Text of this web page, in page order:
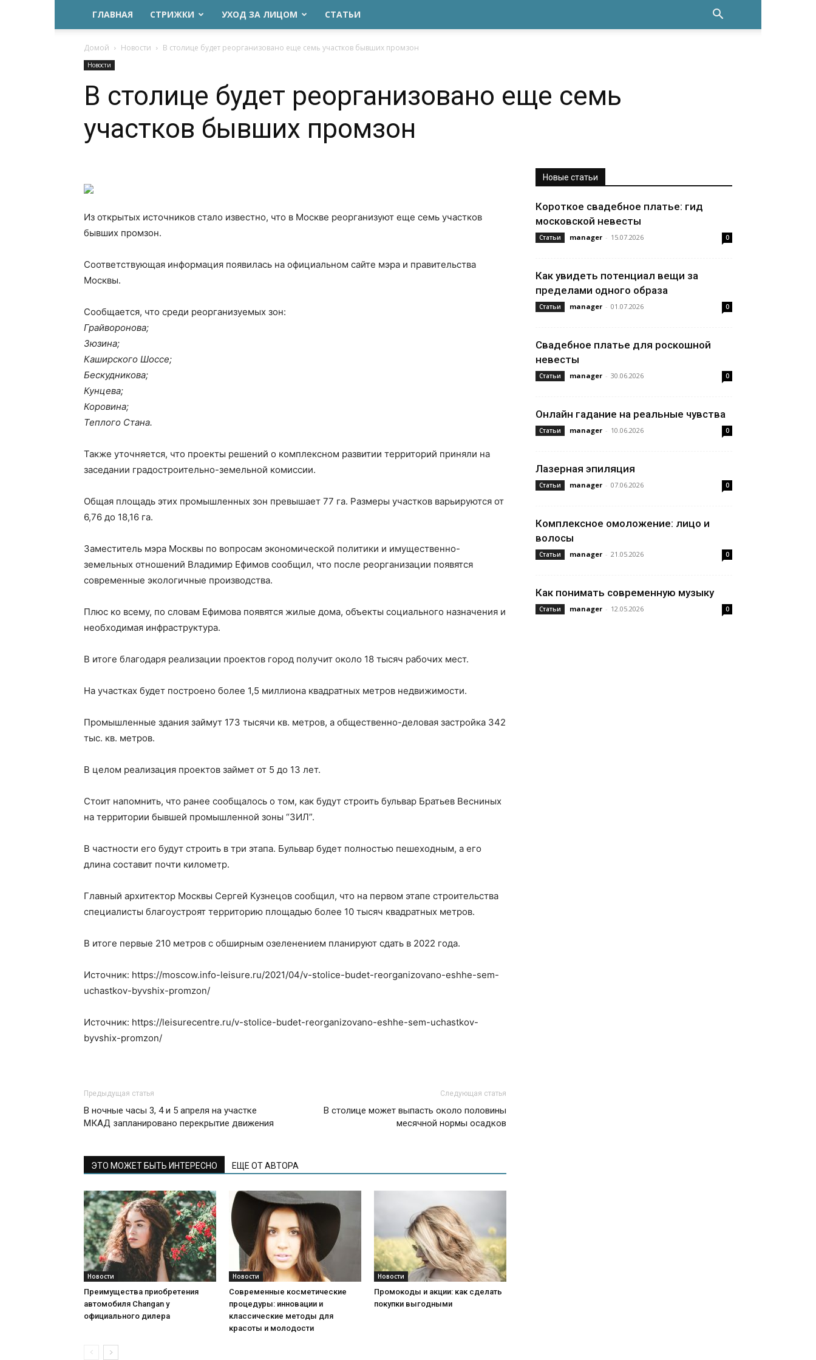
ГЛАВНАЯ СТРИЖКИ УХОД ЗА ЛИЦОМ СТАТЬИ
Домой Новости В столице будет реорганизовано еще семь участков бывших промзон
Новости
В столице будет реорганизовано еще семь
участков бывших промзон
Из открытых источников стало известно, что в Москве реорганизуют еще семь участков
бывших промзон.
Соответствующая информация появилась на официальном сайте мэра и правительства
Москвы.
Сообщается, что среди реорганизуемых зон:
Грайворонова;
Зюзина;
Каширского Шоссе;
Бескудникова;
Кунцева;
Коровина;
Теплого Стана.
Также уточняется, что проекты решений о комплексном развитии территорий приняли на
заседании градостроительно-земельной комиссии.
Общая площадь этих промышленных зон превышает 77 га. Размеры участков варьируются от
6,76 до 18,16 га.
Заместитель мэра Москвы по вопросам экономической политики и имущественно-
земельных отношений Владимир Ефимов сообщил, что после реорганизации появятся
современные экологичные производства.
Плюс ко всему, по словам Ефимова появятся жилые дома, объекты социального назначения и
необходимая инфраструктура.
В итоге благодаря реализации проектов город получит около 18 тысяч рабочих мест.
На участках будет построено более 1,5 миллиона квадратных метров недвижимости.
Промышленные здания займут 173 тысячи кв. метров, а общественно-деловая застройка 342
тыс. кв. метров.
В целом реализация проектов займет от 5 до 13 лет.
Стоит напомнить, что ранее сообщалось о том, как будут строить бульвар Братьев Весниных
на территории бывшей промышленной зоны “ЗИЛ”.
В частности его будут строить в три этапа. Бульвар будет полностью пешеходным, а его
длина составит почти километр.
Главный архитектор Москвы Сергей Кузнецов сообщил, что на первом этапе строительства
специалисты благоустроят территорию площадью более 10 тысяч квадратных метров.
В итоге первые 210 метров с обширным озеленением планируют сдать в 2022 года.
Источник: https://moscow.info-leisure.ru/2021/04/v-stolice-budet-reorganizovano-eshhe-sem-
uchastkov-byvshix-promzon/
Источник: https://leisurecentre.ru/v-stolice-budet-reorganizovano-eshhe-sem-uchastkov-
byvshix-promzon/
Предыдущая статья
В ночные часы 3, 4 и 5 апреля на участке
МКАД запланировано перекрытие движения
Следующая статья
В столице может выпасть около половины
месячной нормы осадков
ЭТО МОЖЕТ БЫТЬ ИНТЕРЕСНО ЕЩЕ ОТ АВТОРА
Новости
Преимущества приобретения
автомобиля Changan у
официального дилера
Новости
Современные косметические
процедуры: инновации и
классические методы для
красоты и молодости
Новости
Промокоды и акции: как сделать
покупки выгодными
Новые статьи
Короткое свадебное платье: гид
московской невесты
Статьи manager - 15.07.2026 0
Как увидеть потенциал вещи за
пределами одного образа
Статьи manager - 01.07.2026 0
Свадебное платье для роскошной
невесты
Статьи manager - 30.06.2026 0
Онлайн гадание на реальные чувства
Статьи manager - 10.06.2026 0
Лазерная эпиляция
Статьи manager - 07.06.2026 0
Комплексное омоложение: лицо и
волосы
Статьи manager - 21.05.2026 0
Как понимать современную музыку
Статьи manager - 12.05.2026 0